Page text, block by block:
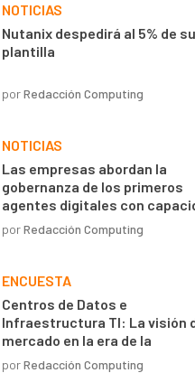
NOTICIAS
Nutanix despedirá al 5% de su
plantilla
porRedacción Computing
NOTICIAS
Las empresas abordan la
gobernanza de los primeros
agentes digitales con
de decisión autónoma
porRedacción Computing
ENCUESTA
Centros de Datos e
Infraestructura TI: La visión
mercado en la era de la
inteligencia artificial
porRedacción Computing